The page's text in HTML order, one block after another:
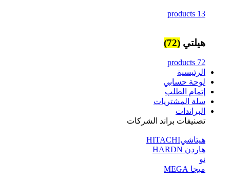
13 products
هيلتي (72)
72 products
الرئيسية
لوحة حسابي
إتمام الطلب
سلة المشتريات
البراندات
تصنيفات براند الشركات
هيتاشيHITACHI
هاردن HARDN
نو
ميجا MEGA